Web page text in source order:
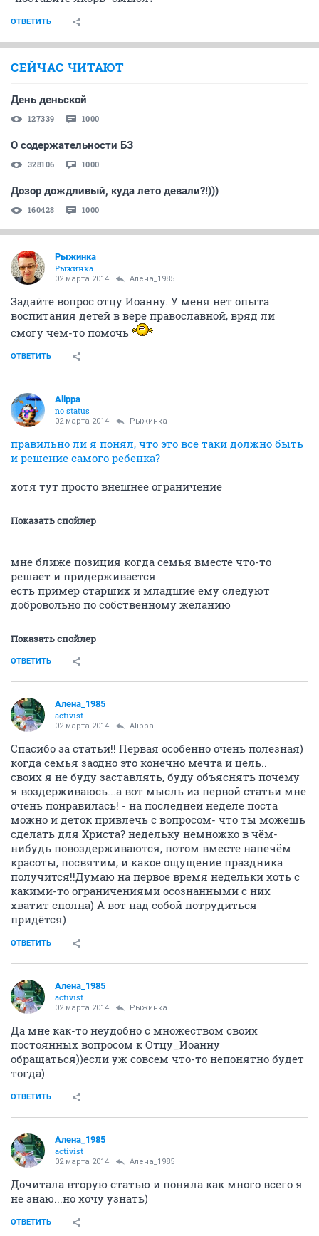
ОТВЕТИТЬ
СЕЙЧАС ЧИТАЮТ
День деньской
127339 1000
О содержательности БЗ
328106 1000
Дозор дождливый, куда лето девали?!)))
160428 1000
Рыжинка
Рыжинка
02 марта 2014 Алена_1985
Задайте вопрос отцу Иоанну. У меня нет опыта
воспитания детей в вере православной, вряд ли
смогу чем-то помочь
ОТВЕТИТЬ
Alippa
no status
02 марта 2014 Рыжинка
правильно ли я понял, что это все таки должно быть
и решение самого ребенка?
хотя тут просто внешнее ограничение
Показать спойлер
мне ближе позиция когда семья вместе что-то
решает и придерживается
есть пример старших и младшие ему следуют
добровольно по собственному желанию
Показать спойлер
ОТВЕТИТЬ
Алена_1985
activist
02 марта 2014 Alippa
Спасибо за статьи!! Первая особенно очень полезная)
когда семья заодно это конечно мечта и цель..
своих я не буду заставлять, буду объяснять почему
я воздерживаюсь...а вот мысль из первой статьи мне
очень понравилась! - на последней неделе поста
можно и деток привлечь с вопросом- что ты можешь
сделать для Христа? недельку немножко в чём-
нибудь повоздерживаются, потом вместе напечём
красоты, посвятим, и какое ощущение праздника
получится!!Думаю на первое время недельки хоть с
какими-то ограничениями осознанными с них
хватит сполна) А вот над собой потрудиться
придётся)
ОТВЕТИТЬ
Алена_1985
activist
02 марта 2014 Рыжинка
Да мне как-то неудобно с множеством своих
постоянных вопросом к Отцу_Иоанну
обращаться))если уж совсем что-то непонятно будет
тогда)
ОТВЕТИТЬ
Алена_1985
activist
02 марта 2014 Алена_1985
Дочитала вторую статью и поняла как много всего я
не знаю...но хочу узнать)
ОТВЕТИТЬ